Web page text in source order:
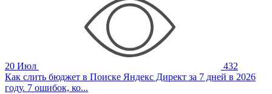
20 Июл
432
Как слить бюджет в Поиске Яндекс Директ за 7 дней в 2026
году. 7 ошибок, ко...